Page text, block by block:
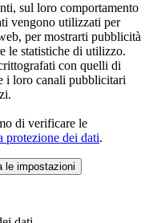
sul loro comportamento
vengono utilizzati per
per mostrarti pubblicità
le statistiche di utilizzo.
con quelli di
i loro canali pubblicitari
di verificare le
protezione dei dati.
le impostazioni